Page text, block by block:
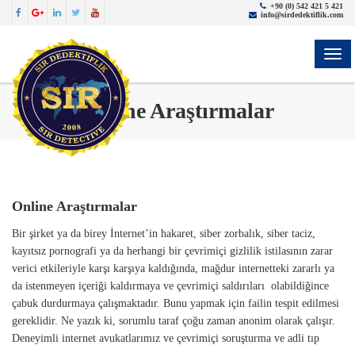
+90 (0) 542 421 5 421
info@sirdedektiflik.com
Online Araştırmalar
Online Araştırmalar
Bir şirket ya da birey İnternet’in hakaret, siber zorbalık, siber taciz,
kayıtsız pornografi ya da herhangi bir çevrimiçi gizlilik istilasının zarar
verici etkileriyle karşı karşıya kaldığında, mağdur internetteki zararlı ya
da istenmeyen içeriği kaldırmaya ve çevrimiçi saldırıları olabildiğince
çabuk durdurmaya çalışmaktadır. Bunu yapmak için failin tespit edilmesi
gereklidir. Ne yazık ki, sorumlu taraf çoğu zaman anonim olarak çalışır.
Deneyimli internet avukatlarımız ve çevrimiçi soruşturma ve adli tıp